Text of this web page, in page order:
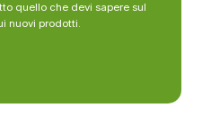
quello che devi sapere sul
nuovi prodotti.